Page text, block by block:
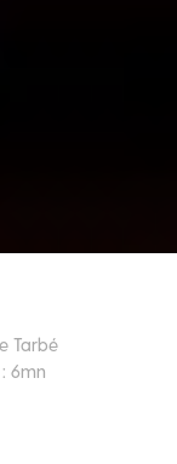
Tarbé
6mn